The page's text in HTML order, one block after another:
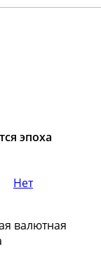
эпоха
Нет
валютная